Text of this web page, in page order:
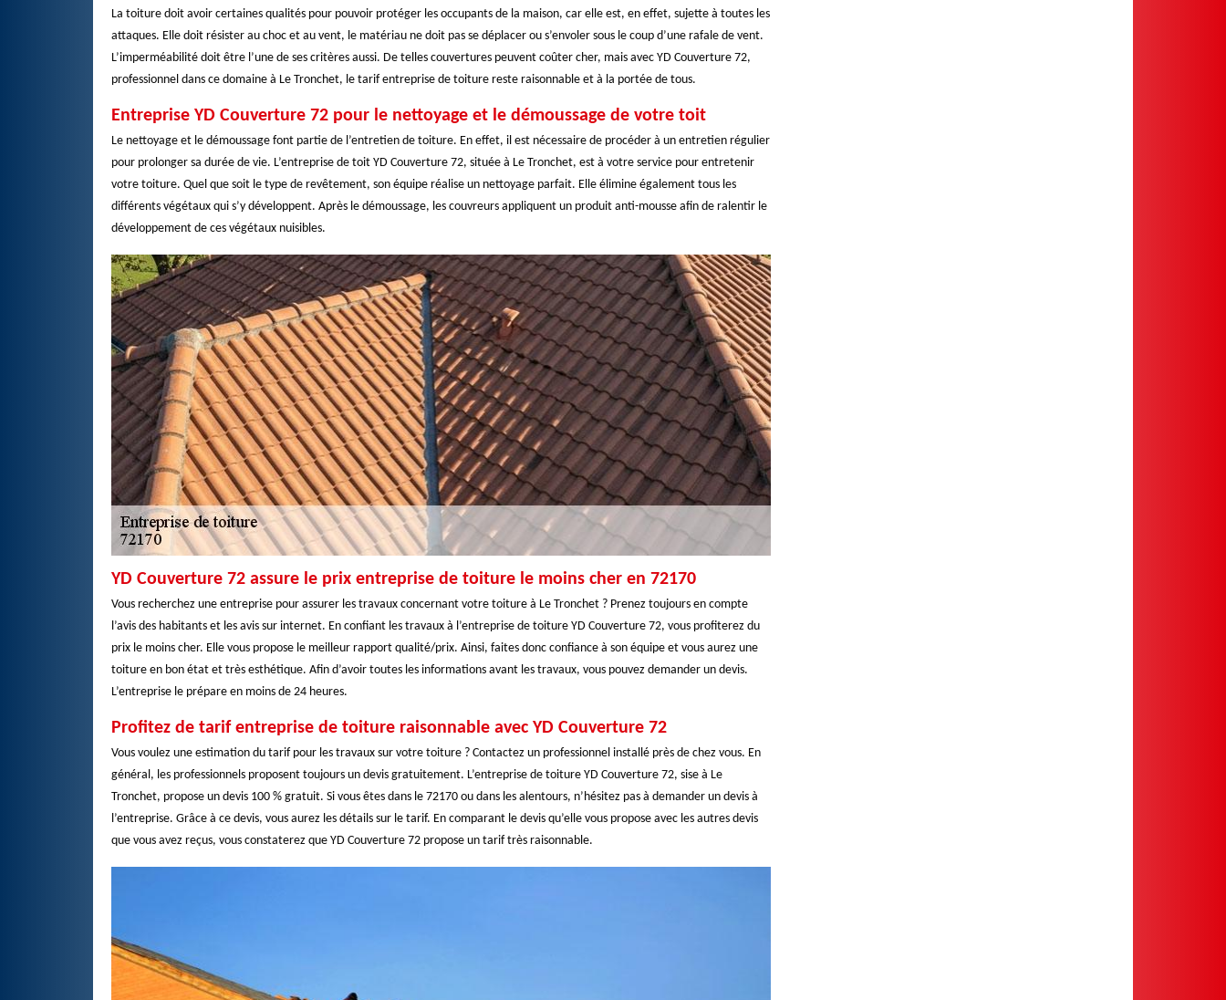
La toiture doit avoir certaines qualités pour pouvoir protéger les occupants de la maison, car elle est, en effet, sujette à toutes les
attaques. Elle doit résister au choc et au vent, le matériau ne doit pas se déplacer ou s’envoler sous le coup d’une rafale de vent.
L’imperméabilité doit être l’une de ses critères aussi. De telles couvertures peuvent coûter cher, mais avec YD Couverture 72,
professionnel dans ce domaine à Le Tronchet, le tarif entreprise de toiture reste raisonnable et à la portée de tous.
Entreprise YD Couverture 72 pour le nettoyage et le démoussage de votre toit
Le nettoyage et le démoussage font partie de l’entretien de toiture. En effet, il est nécessaire de procéder à un entretien régulier
pour prolonger sa durée de vie. L’entreprise de toit YD Couverture 72, située à Le Tronchet, est à votre service pour entretenir
votre toiture. Quel que soit le type de revêtement, son équipe réalise un nettoyage parfait. Elle élimine également tous les
différents végétaux qui s’y développent. Après le démoussage, les couvreurs appliquent un produit anti-mousse afin de ralentir le
développement de ces végétaux nuisibles.
YD Couverture 72 assure le prix entreprise de toiture le moins cher en 72170
Vous recherchez une entreprise pour assurer les travaux concernant votre toiture à Le Tronchet ? Prenez toujours en compte
l’avis des habitants et les avis sur internet. En confiant les travaux à l’entreprise de toiture YD Couverture 72, vous profiterez du
prix le moins cher. Elle vous propose le meilleur rapport qualité/prix. Ainsi, faites donc confiance à son équipe et vous aurez une
toiture en bon état et très esthétique. Afin d’avoir toutes les informations avant les travaux, vous pouvez demander un devis.
L’entreprise le prépare en moins de 24 heures.
Profitez de tarif entreprise de toiture raisonnable avec YD Couverture 72
Vous voulez une estimation du tarif pour les travaux sur votre toiture ? Contactez un professionnel installé près de chez vous. En
général, les professionnels proposent toujours un devis gratuitement. L’entreprise de toiture YD Couverture 72, sise à Le
Tronchet, propose un devis 100 % gratuit. Si vous êtes dans le 72170 ou dans les alentours, n’hésitez pas à demander un devis à
l’entreprise. Grâce à ce devis, vous aurez les détails sur le tarif. En comparant le devis qu’elle vous propose avec les autres devis
que vous avez reçus, vous constaterez que YD Couverture 72 propose un tarif très raisonnable.